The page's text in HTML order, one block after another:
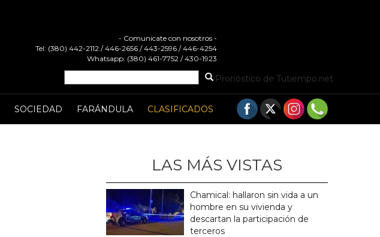
- Comunicate con nosotros -
Tel: (380) 442-2112 / 446-2656 / 443-2596 / 446-4254
Whatsapp: (380) 461-7752 / 430-1923
Pronóstico de Tutiempo.net
SOCIEDAD FARÁNDULA CLASIFICADOS
LAS MÁS VISTAS
Chamical: hallaron sin vida a un
hombre en su vivienda y
descartan la participación de
terceros